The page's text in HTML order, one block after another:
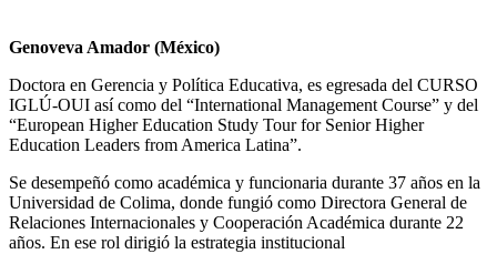
Genoveva Amador (México)
Doctora en Gerencia y Política Educativa, es egresada del CURSO
IGLÚ-OUI así como del “International Management Course” y del
“European Higher Education Study Tour for Senior Higher
Education Leaders from America Latina”.
Se desempeñó como académica y funcionaria durante 37 años en la
Universidad de Colima, donde fungió como Directora General de
Relaciones Internacionales y Cooperación Académica durante 22
años. En ese rol dirigió la estrategia institucional